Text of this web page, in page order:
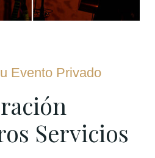
Evento Privado
Servicios